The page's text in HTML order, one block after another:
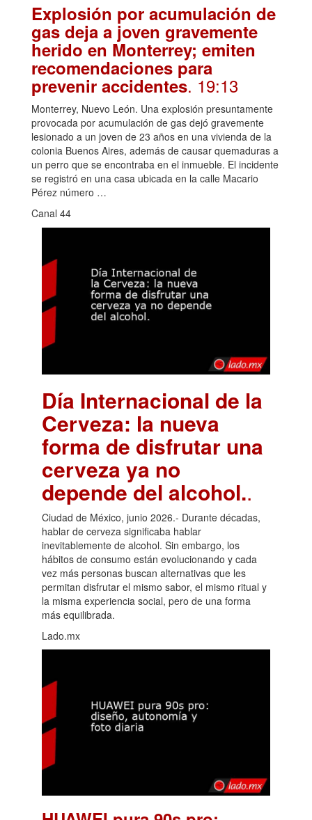
Explosión por acumulación de
gas deja a joven gravemente
herido en Monterrey; emiten
recomendaciones para
prevenir accidentes. 19:13
Monterrey, Nuevo León. Una explosión presuntamente
provocada por acumulación de gas dejó gravemente
lesionado a un joven de 23 años en una vivienda de la
colonia Buenos Aires, además de causar quemaduras a
un perro que se encontraba en el inmueble. El incidente
se registró en una casa ubicada en la calle Macario
Pérez número …
Canal 44
Día Internacional de la
Cerveza: la nueva
forma de disfrutar una
cerveza ya no
depende del alcohol..
Ciudad de México, junio 2026.- Durante décadas,
hablar de cerveza significaba hablar
inevitablemente de alcohol. Sin embargo, los
hábitos de consumo están evolucionando y cada
vez más personas buscan alternativas que les
permitan disfrutar el mismo sabor, el mismo ritual y
la misma experiencia social, pero de una forma
más equilibrada.
Lado.mx